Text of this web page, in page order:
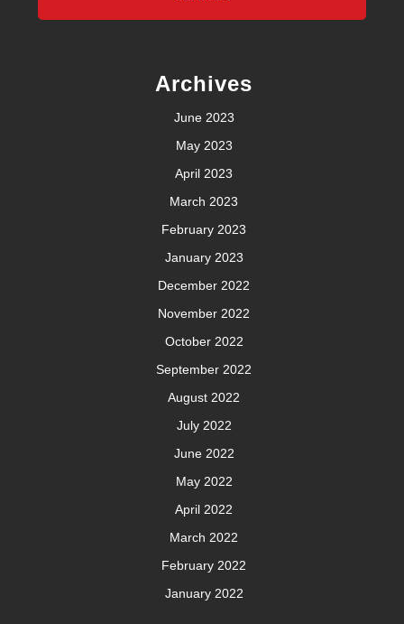
Archives
June 2023
May 2023
April 2023
March 2023
February 2023
January 2023
December 2022
November 2022
October 2022
September 2022
August 2022
July 2022
June 2022
May 2022
April 2022
March 2022
February 2022
January 2022